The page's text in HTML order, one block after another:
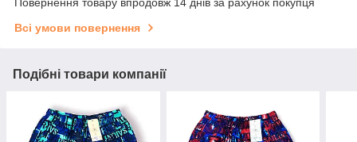
Всі умови повернення
Подібні товари компанії